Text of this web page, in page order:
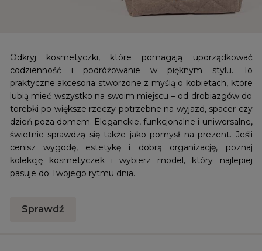
Odkryj kosmetyczki, które pomagają uporządkować
codzienność i podróżowanie w pięknym stylu. To
praktyczne akcesoria stworzone z myślą o kobietach, które
lubią mieć wszystko na swoim miejscu – od drobiazgów do
torebki po większe rzeczy potrzebne na wyjazd, spacer czy
dzień poza domem. Eleganckie, funkcjonalne i uniwersalne,
świetnie sprawdzą się także jako pomysł na prezent. Jeśli
cenisz wygodę, estetykę i dobrą organizację, poznaj
kolekcję kosmetyczek i wybierz model, który najlepiej
pasuje do Twojego rytmu dnia.
Sprawdź